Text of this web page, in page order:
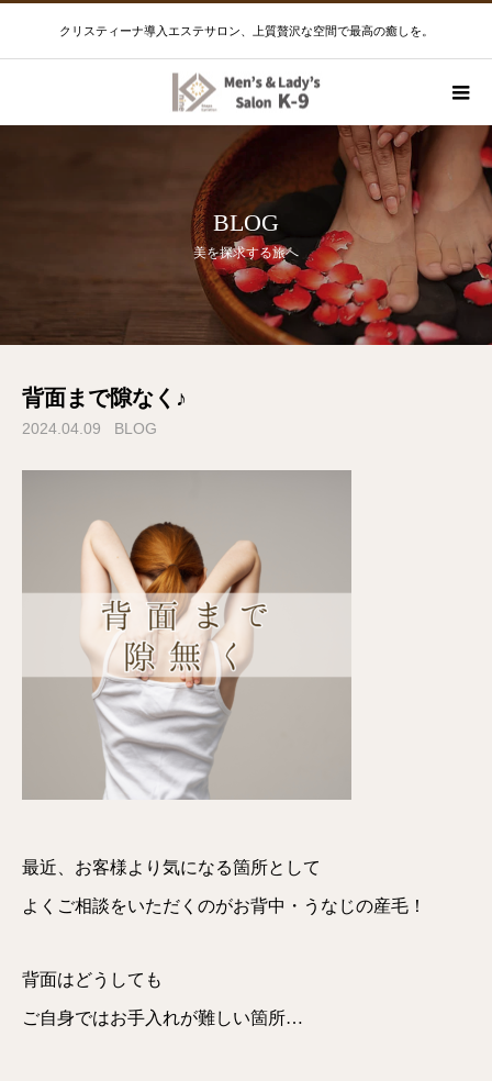
クリスティーナ導入エステサロン、上質贅沢な空間で最高の癒しを。
BLOG
美を探求する旅へ
背面まで隙なく♪
2024.04.09 BLOG
最近、お客様より気になる箇所として
よくご相談をいただくのがお背中・うなじの産毛！
背面はどうしても
ご自身ではお手入れが難しい箇所…